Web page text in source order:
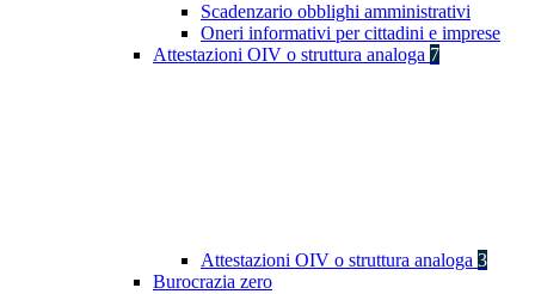
Scadenzario obblighi amministrativi
Oneri informativi per cittadini e imprese
Attestazioni OIV o struttura analoga 7
Attestazioni OIV o struttura analoga 3
Burocrazia zero